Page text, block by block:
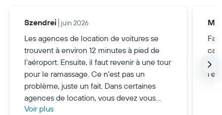
Szendrei juin 2026
Les agences de location de voitures se
trouvent à environ 12 minutes à pied de
l'aéroport. Ensuite, il faut revenir à une tour
pour le ramassage. Ce n'est pas un
problème, juste un fait. Dans certaines
agences de location, vous devez vous
enregistrer sur un écran pour entrer dans
Voir plus